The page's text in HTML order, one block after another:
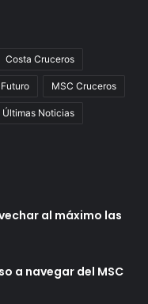
Costa Cruceros
Futuro MSC Cruceros
Últimas Noticias
al máximo las
a navegar del MSC